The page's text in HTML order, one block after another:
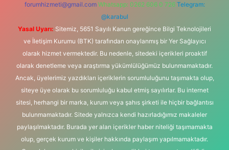
forumhizmeti@gmail.com Whatsapp: 0262 606 0 726 Telegram:
@karabul
Yasal Uyarı: Sitemiz, 5651 Sayılı Kanun gereğince Bilgi Teknolojileri
ve İletişim Kurumu (BTK) tarafından onaylanmış bir Yer Sağlayıcı
olarak hizmet vermektedir. Bu nedenle, sitedeki içerikleri proaktif
olarak denetleme veya araştırma yükümlülüğümüz bulunmamaktadır.
Ancak, üyelerimiz yazdıkları içeriklerin sorumluluğunu taşımakta olup,
siteye üye olarak bu sorumluluğu kabul etmiş sayılırlar. Bu internet
sitesi, herhangi bir marka, kurum veya şahıs şirketi ile hiçbir bağlantısı
bulunmamaktadır. Sitede yalnızca kendi hazırladığımız makaleler
paylaşılmaktadır. Burada yer alan içerikler haber niteliği taşımamakta
olup, gerçek kurum ve kişiler hakkında paylaşım yapılmamaktadır.